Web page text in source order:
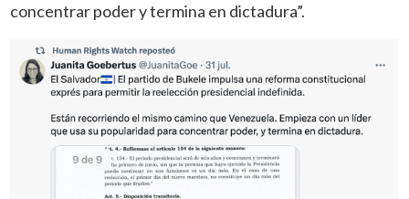
concentrar poder y termina en dictadura”.